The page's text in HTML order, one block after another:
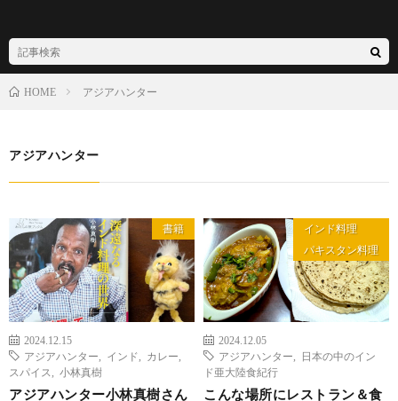
HOME アジアハンター
アジアハンター
書籍
2024.12.15
アジアハンター
インド カレー
スパイス
小林真樹
アジアハンター小林真樹さん
インド料理
パキスタン料理
2024.12.05
アジアハンター
日本の中のイン
ド亜大陸食紀行
こんな場所にレストラン＆食